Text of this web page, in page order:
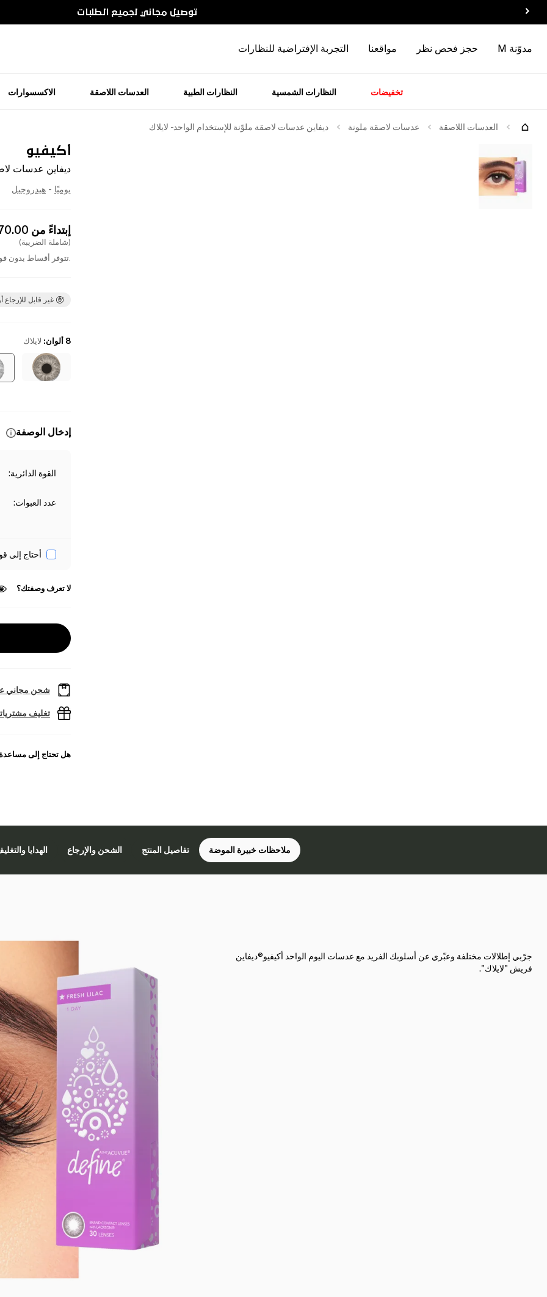
توصيل مجاني لجميع الطلبات
مدوّنة M حجز فحص نظر مواقعنا التجربة الإفتراضية للنظارات
تخفيضات النظارات الشمسية النظارات الطبية العدسات اللاصقة الاكسسوارات
العدسات اللاصقة عدسات لاصقة ملونة ديفاين عدسات لاصقة ملوّنة للإستخدام الواحد - لايلاك
أكيفيو
ديفاين عدسات
يوميًا - هيدروجيل
إبتداءً من
(شاملة الضريبة)
.تتوفر أقساط بدون
غير قابل للإرجاع
8 ألوان : لايلاك
إدخال الوصفة
القوة الدائرية:
عدد العبوات:
أحتاج إلى
لا تعرف وصفتك؟
شحن مجاني
تغليف
هل تحتاج إلى
ملاحظات خبيرة الموضة تفاصيل المنتج الشحن والإرجاع الهدايا
جرّبي إطلالات مختلفة وعبّري عن أسلوبك الفريد مع عدسات اليوم الواحد أكيفيو®ديفاين
فريش "لايلاك".